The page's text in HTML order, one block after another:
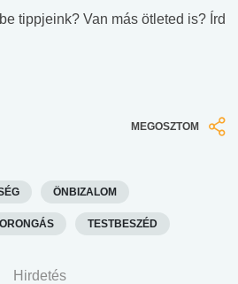
tippjeink? Van más ötleted is? Írd
MEGOSZTOM
ÖNBIZALOM
TESTBESZÉD
Hirdetés